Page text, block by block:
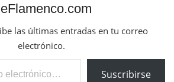
las últimas entradas en tu correo
electrónico.
Suscribirse